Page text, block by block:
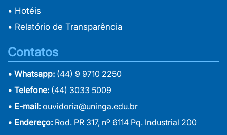
• Hotéis
• Relatório de Transparência
Contatos
• Whatsapp: (44) 9 9710 2250
• Telefone: (44) 3033 5009
• E-mail: ouvidoria@uninga.edu.br
• Endereço: Rod. PR 317, nº 6114 Pq. Industrial 200